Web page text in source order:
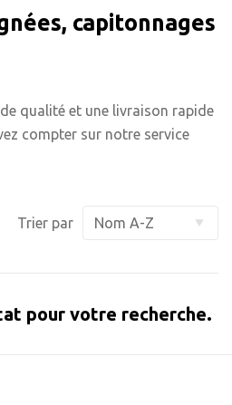
capitonnages
qualité et une livraison rapide
compter sur notre service
Trier par
pour votre recherche.